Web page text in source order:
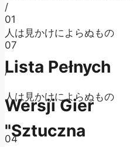
/
人は見かけによらぬもの
Lista Pełnych
Wersji Gier
04
01
07
/
人は見かけによらぬもの
"Sztuczna